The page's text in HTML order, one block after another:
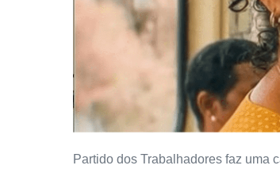
Partido dos Trabalhadores faz uma